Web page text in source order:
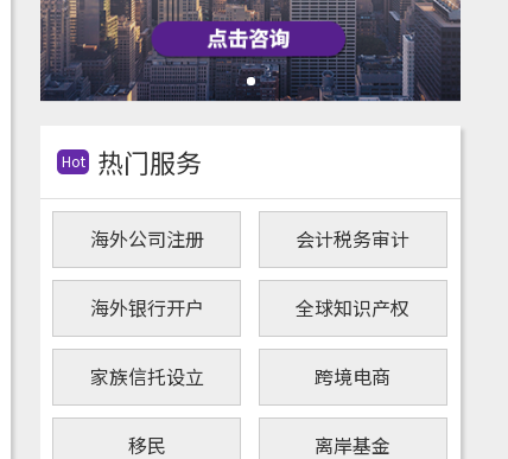
Hot 热门服务
海外公司注册 会计税务审计
海外银行开户 全球知识产权
家族信托设立 跨境电商
移民 离岸基金